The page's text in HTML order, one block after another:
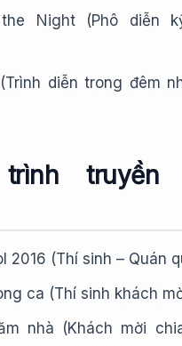
Night (Phô diễn
diễn trong đêm
trình truyền
2016 (Thí sinh – Quán
ca (Thí sinh khách
nhà (Khách mời